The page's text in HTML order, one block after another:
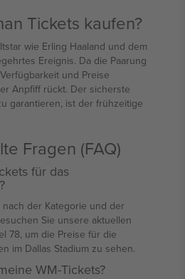
Tickets kaufen?
wie Erling Haaland und dem
Ereignis. Da die Paarung
und Preise
Anpfiff rückt. Der sicherste
garantieren, ist der frühzeitige
Fragen (FAQ)
für das
der Kategorie und der
Sie unsere aktuellen
78, um die Preise für die
im Dallas Stadium zu sehen.
WM-Tickets?